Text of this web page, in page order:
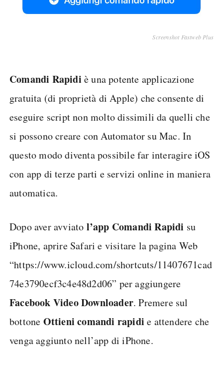
Screenshot Fastweb Plus
Comandi Rapidi è una potente applicazione
gratuita (di proprietà di Apple) che consente di
eseguire script non molto dissimili da quelli che
si possono creare con Automator su Mac. In
questo modo diventa possibile far interagire iOS
con app di terze parti e servizi online in maniera
automatica.
Dopo aver avviato l’app Comandi Rapidi su
iPhone, aprire Safari e visitare la pagina Web
“https://www.icloud.com/shortcuts/11407671cad
74e3790ecf3c4e48d2d06” per aggiungere
Facebook Video Downloader. Premere sul
bottone Ottieni comandi rapidie attendere che
venga aggiunto nell’app di iPhone.